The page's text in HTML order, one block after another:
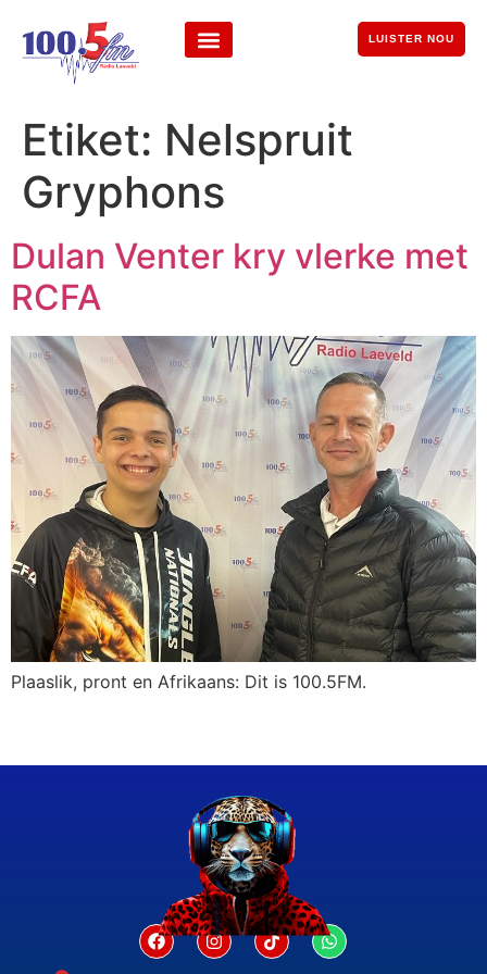
LUISTER NOU
Etiket: Nelspruit
Gryphons
Dulan Venter kry vlerke met
RCFA
Plaaslik, pront en Afrikaans: Dit is 100.5FM.